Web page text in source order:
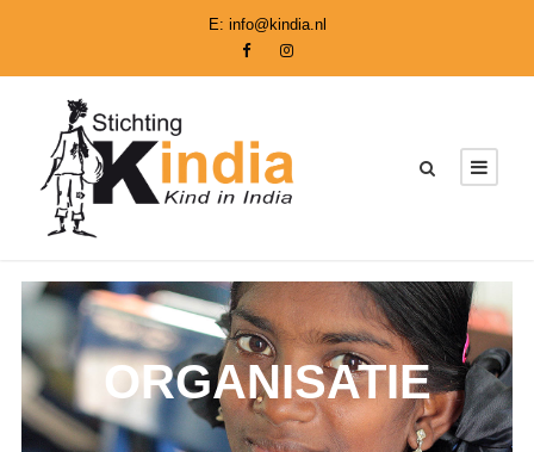
E: info@kindia.nl
ORGANISATIE